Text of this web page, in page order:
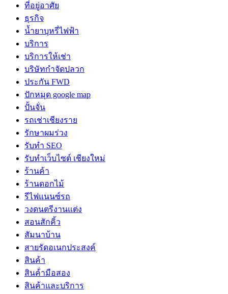
ที่อยู่อาศัย
ธุรกิจ
น้ำยาบุหรี่ไฟฟ้า
บริการ
บริการให้เช่า
บริษัทกำจัดปลวก
ประกัน FWD
ปักหมุด google map
ปั้นจั่น
รถเช่าเชียงราย
รักษาผมร่วง
รับทำ SEO
รับทำเว็บไซต์ เชียงใหม่
ร้านค้า
ร้านดอกไม้
รีไฟแนนซ์รถ
วงดนตรีงานแต่ง
สอนสักคิ้ว
สัมนาบ้าน
สายรัดอเนกประสงค์
สินค้า
สินค้่ามือสอง
สินค้าและบริการ